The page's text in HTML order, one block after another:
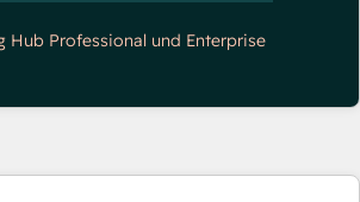
Hub Professional und Enterprise